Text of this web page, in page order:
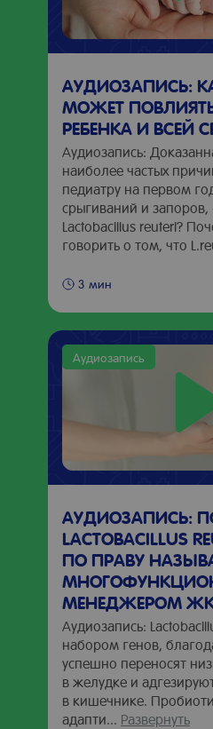
АУДИОЗАПИСЬ:
МОЖЕТ
РЕБЕНКА И ВСЕЙ
Аудиозапись:
наиболее частых
педиатру на первом
срыгиваний и
Lactobacillus reuteri?
говорить о том, что
3 мин
Аудиозапись
АУДИОЗАПИСЬ:
LACTOBACILLUS
ПО ПРАВУ
МЕНЕДЖЕРОМ
Аудиозапись:
набором генов,
успешно переносят
в желудке и
в кишечнике.
адапти... Развернуть